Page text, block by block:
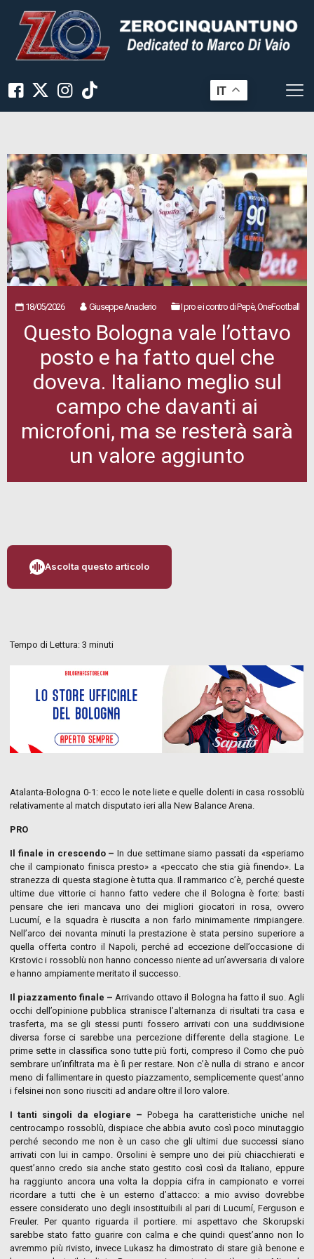
IT
18/05/2026 Giuseppe Anaclerio I pro e i contro di Pepè, OneFootball
Questo Bologna vale l’ottavo
posto e ha fatto quel che
doveva. Italiano meglio sul
campo che davanti ai
microfoni, ma se resterà sarà
un valore aggiunto
Ascolta questo articolo
Tempo di Lettura:3 minuti
Atalanta-Bologna 0-1: ecco le note liete e quelle dolenti in casa rossoblù
relativamente al match disputato ieri alla New Balance Arena.
PRO
Il finale in crescendo – In due settimane siamo passati da «speriamo
che il campionato finisca presto» a «peccato che stia già finendo». La
stranezza di questa stagione è tutta qua. Il rammarico c’è, perché queste
ultime due vittorie ci hanno fatto vedere che il Bologna è forte: basti
pensare che ieri mancava uno dei migliori giocatori in rosa, ovvero
Lucumí, e la squadra è riuscita a non farlo minimamente rimpiangere.
Nell’arco dei novanta minuti la prestazione è stata persino superiore a
quella offerta contro il Napoli, perché ad eccezione dell’occasione di
Krstovic i rossoblù non hanno concesso niente ad un’avversaria di valore
e hanno ampiamente meritato il successo.
Il piazzamento finale – Arrivando ottavo il Bologna ha fatto il suo. Agli
occhi dell’opinione pubblica stranisce l’alternanza di risultati tra casa e
trasferta, ma se gli stessi punti fossero arrivati con una suddivisione
diversa forse ci sarebbe una percezione differente della stagione. Le
prime sette in classifica sono tutte più forti, compreso il Como che può
sembrare un’infiltrata ma è lì per restare. Non c’è nulla di strano e ancor
meno di fallimentare in questo piazzamento, semplicemente quest’anno
i felsinei non sono riusciti ad andare oltre il loro valore.
I tanti singoli da elogiare – Pobega ha caratteristiche uniche nel
centrocampo rossoblù, dispiace che abbia avuto così poco minutaggio
perché secondo me non è un caso che gli ultimi due successi siano
arrivati con lui in campo. Orsolini è sempre uno dei più chiacchierati e
quest’anno credo sia anche stato gestito così così da Italiano, eppure
ha raggiunto ancora una volta la doppia cifra in campionato e vorrei
ricordare a tutti che è un esterno d’attacco: a mio avviso dovrebbe
essere considerato uno degli insostituibili al pari di Lucumí, Ferguson e
Freuler. Per quanto riguarda il portiere. mi aspettavo che Skorupski
sarebbe stato fatto guarire con calma e che quindi quest’anno non lo
avremmo più rivisto, invece Lukasz ha dimostrato di stare già benone e